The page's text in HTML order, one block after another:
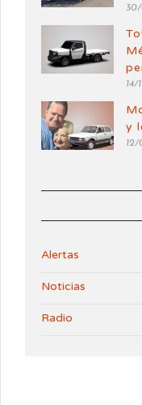
14/
y
Alertas
Noticias
Radio